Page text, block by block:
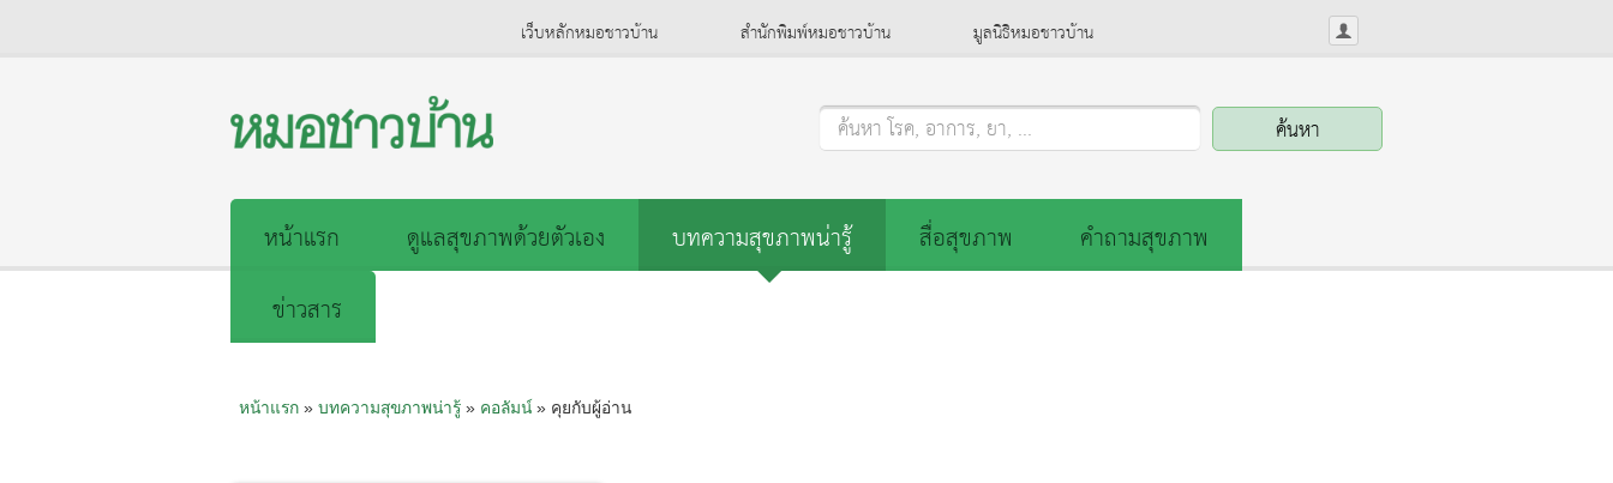
เว็บหลักหมอชาวบ้าน สำนักพิมพ์หมอชาวบ้าน มูลนิธิหมอชาวบ้าน
ค้นหา โรค, อาการ, ยา, ...
หน้าแรก ดูแลสุขภาพด้วยตัวเอง บทความสุขภาพน่ารู้ สื่อสุขภาพ
คำถามสุขภาพ
ข่าวสาร
หน้าแรก» บทความสุขภาพน่ารู้» คอลัมน์» คุยกับผู้อ่าน